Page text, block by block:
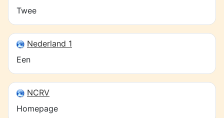
Twee
Nederland 1
Een
NCRV
Homepage